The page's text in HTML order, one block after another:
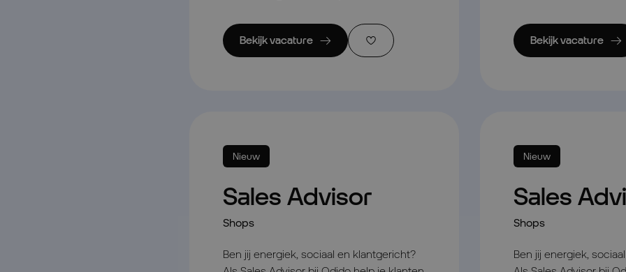
Bekijk vacature Bekijk vacature
Nieuw
Sales Advisor
Shops
Ben jij energiek, sociaal en klantgericht?
Nieuw
Sales
Shops
Ben jij energiek,